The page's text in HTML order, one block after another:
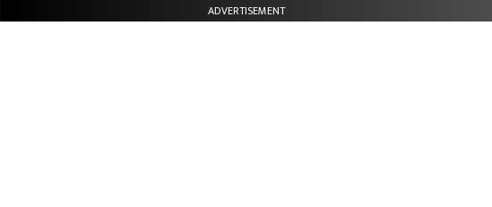
ADVERTISEMENT